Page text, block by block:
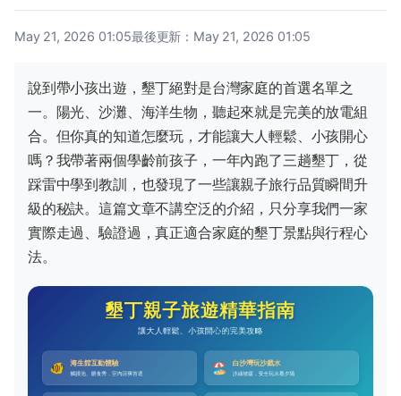
May 21, 2026 01:05最後更新：May 21, 2026 01:05
說到帶小孩出遊，墾丁絕對是台灣家庭的首選名單之
一。陽光、沙灘、海洋生物，聽起來就是完美的放電組
合。但你真的知道怎麼玩，才能讓大人輕鬆、小孩開心
嗎？我帶著兩個學齡前孩子，一年內跑了三趟墾丁，從
踩雷中學到教訓，也發現了一些讓親子旅行品質瞬間升
級的秘訣。這篇文章不講空泛的介紹，只分享我們一家
實際走過、驗證過，真正適合家庭的墾丁景點與行程心
法。